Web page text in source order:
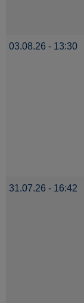
03.08.26 - 13:30
31.07.26 - 16:42